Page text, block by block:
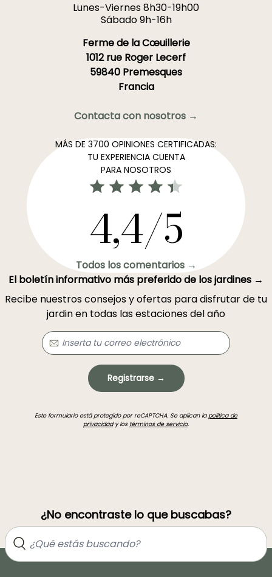
Lunes-Viernes 8h30-19h00
Sábado 9h-16h
Ferme de la Cœuillerie
1012 rue Roger Lecerf
59840 Premesques
Francia
Contacta con nosotros →
MÁS DE 3700 OPINIONES CERTIFICADAS:
TU EXPERIENCIA CUENTA
PARA NOSOTROS
4,4/5
Todos los comentarios →
El boletín informativo más preferido de los jardines →
Recibe nuestros consejos y ofertas para disfrutar de tu
jardin en todas las estaciones del año
Registrarse →
Este formulario está protegido por reCAPTCHA. Se aplican lapolítica de
privacidady los términos de servicio.
¿No encontraste lo que buscabas?